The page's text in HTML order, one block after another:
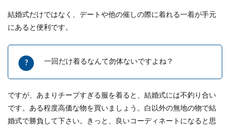
結婚式だけではなく、デートや他の催しの際に着れる一着が手元
にあると便利です。
一回だけ着るなんて勿体ないですよね？
ですが、あまりチープすぎる服を着ると、結婚式には不釣り合い
です。ある程度高価な物を買いましょう。白以外の無地の物で結
婚式で勝負して下さい。きっと、良いコーディネートになると思